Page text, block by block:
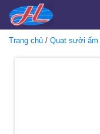
Trang chủ / Quạt sưởi ấm